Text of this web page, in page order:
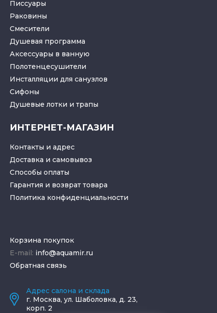
Писсуары
Раковины
Смесители
Душевая программа
Аксессуары в ванную
Полотенцесушители
Инсталляции для санузлов
Cифоны
Душевые лотки и трапы
ИНТЕРНЕТ-МАГАЗИН
Контакты и адрес
Доставка и самовывоз
Способы оплаты
Гарантия и возврат товара
Политика конфиденциальности
Корзина покупок
E-mail: info@aquamir.ru
Обратная связь
Адрес салона и склада
г. Москва, ул. Шаболовка, д. 23,
корп. 2